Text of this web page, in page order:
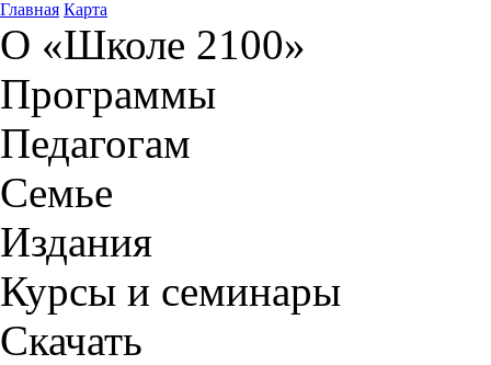
Главная Карта
О «Школе 2100»
Программы
Педагогам
Семье
Издания
Курсы и семинары
Скачать